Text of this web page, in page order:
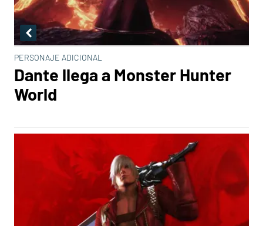
PERSONAJE ADICIONAL
Dante llega a Monster Hunter
World